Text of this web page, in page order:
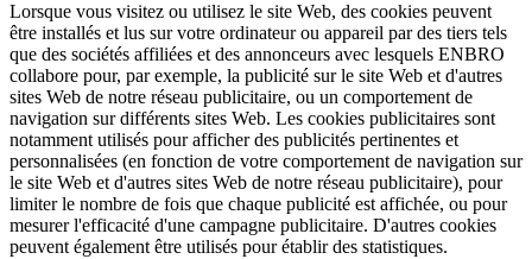
Lorsque vous visitez ou utilisez le site Web, des cookies peuvent
être installés et lus sur votre ordinateur ou appareil par des tiers tels
que des sociétés affiliées et des annonceurs avec lesquels ENBRO
collabore pour, par exemple, la publicité sur le site Web et d'autres
sites Web de notre réseau publicitaire, ou un comportement de
navigation sur différents sites Web. Les cookies publicitaires sont
notamment utilisés pour afficher des publicités pertinentes et
personnalisées (en fonction de votre comportement de navigation sur
le site Web et d'autres sites Web de notre réseau publicitaire), pour
limiter le nombre de fois que chaque publicité est affichée, ou pour
mesurer l'efficacité d'une campagne publicitaire. D'autres cookies
peuvent également être utilisés pour établir des statistiques.